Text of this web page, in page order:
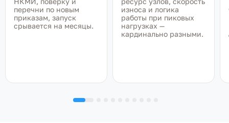
перечни по новым
приказам, запуск
срывается на месяцы.
износа и логика
работы при пиковых
нагрузках —
кардинально разными.